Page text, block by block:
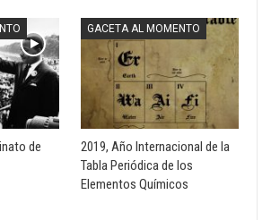
de
GACETA AL MOMENTO
2019, Año Internacional de la
Tabla Periódica de los
Elementos Químicos